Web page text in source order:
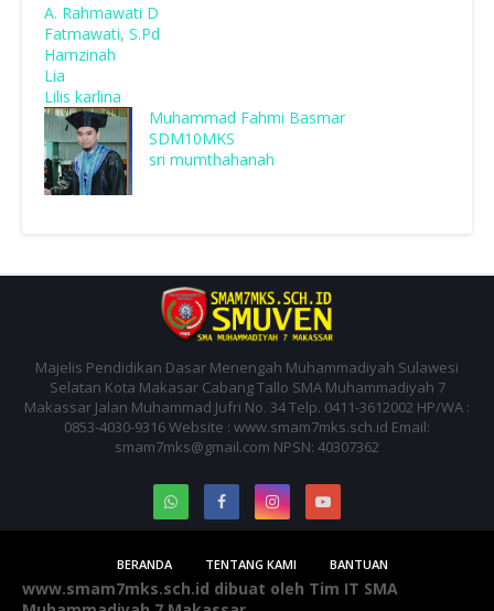
A. Rahmawati D
Fatmawati, S.Pd
Hamzinah
Lia
Lilis karlina
Muhammad Fahmi Basmar
SDM10MKS
sri mumthahanah
Majelis Pendidikan Dasar Menengah Muhammadiyah Sulawesi
Selatan Kota Makasar Cabang Tallo SMA Muhammadiyah 7
Makassar Jalan Muhammad Jufri No. 34 Telp. 0411-3612002 HP/WA :
0853-4030-9316 Website : www.smam7mks.sch.id Email:
smam7mks@gmail.com NPSN: 40307362
BERANDA TENTANG KAMI BANTUAN
www.smam7mks.sch.id dibuat oleh Tim IT SMA